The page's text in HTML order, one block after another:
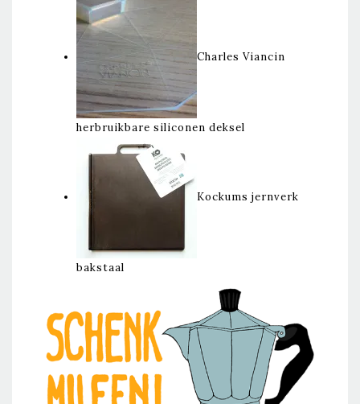
Charles Viancin
herbruikbare siliconen deksel
Kockums jernverk
bakstaal